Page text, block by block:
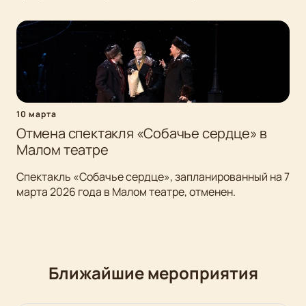
10 марта
Отмена спектакля «Собачье сердце» в
Малом театре
Спектакль «Собачье сердце», запланированный на 7
марта 2026 года в Малом театре, отменен.
Ближайшие мероприятия